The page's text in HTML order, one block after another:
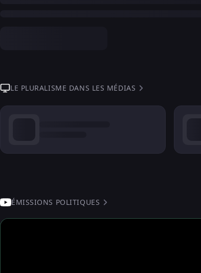
LE PLURALISME DANS LES MÉDIAS
ÉMISSIONS POLITIQUES